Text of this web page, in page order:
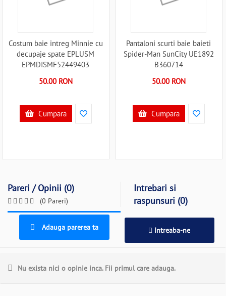
Costum baie intreg Minnie cu
decupaje spate EPLUSM
EPMDISMF52449403
50.00 RON
Cumpara
Pantaloni scurti baie baieti
Spider-Man SunCity UE1892
B360714
50.00 RON
Cumpara
Pareri / Opinii (0)
(0 Pareri)
Intrebari si
raspunsuri (0)
Adauga parerea ta Intreaba-ne
Nu exista nici o opinie inca. Fii primul care adauga.